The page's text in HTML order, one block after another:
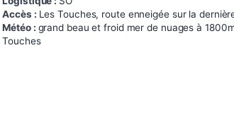
Accès : Les Touches, route enneigée sur la
Météo : grand beau et froid mer de nuages à
Touches